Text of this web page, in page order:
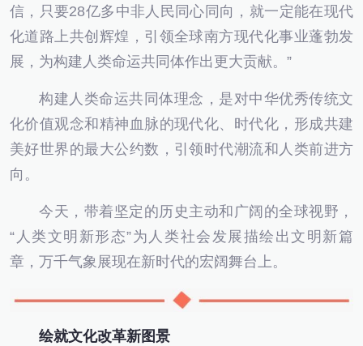
信，只要28亿多中非人民同心同向，就一定能在现代
化道路上共创辉煌，引领全球南方现代化事业蓬勃发
展，为构建人类命运共同体作出更大贡献。”
构建人类命运共同体理念，是对中华优秀传统文
化价值观念和精神血脉的现代化、时代化，形成共建
美好世界的最大公约数，引领时代潮流和人类前进方
向。
今天，带着坚定的历史主动和广阔的全球视野，
“人类文明新形态”为人类社会发展描绘出文明新篇
章，万千气象展现在新时代的宏阔舞台上。
绘就文化改革新图景